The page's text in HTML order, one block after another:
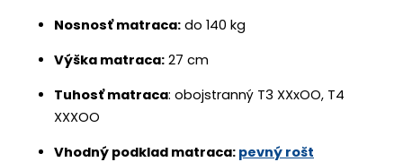
Nosnosť matraca: do 140 kg
Výška matraca: 27 cm
Tuhosť matraca: obojstranný T3 XXxOO, T4
XXXOO
Vhodný podklad matraca: pevný rošt